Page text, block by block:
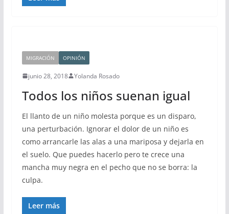
MIGRACIÓN OPINIÓN
junio 28, 2018 Yolanda Rosado
Todos los niños suenan igual
El llanto de un niño molesta porque es un disparo,
una perturbación. Ignorar el dolor de un niño es
como arrancarle las alas a una mariposa y dejarla en
el suelo. Que puedes hacerlo pero te crece una
mancha muy negra en el pecho que no se borra: la
culpa.
Leer más